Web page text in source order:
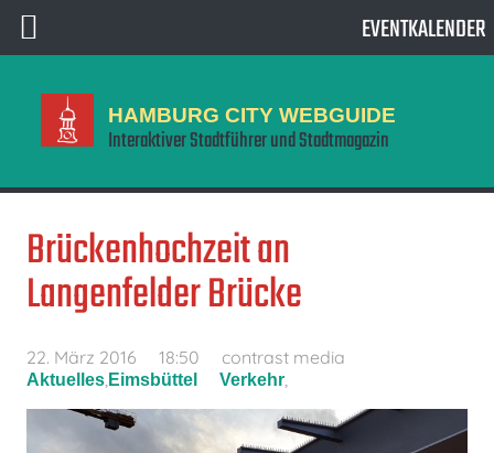
HAMBURG CITY WEBGUIDE
Interaktiver Stadtführer und Stadtmagazin
Brückenhochzeit an
Langenfelder Brücke
22. März 2016 18:50 contrast media
Aktuelles Eimsbüttel Verkehr
EVENTKALENDER